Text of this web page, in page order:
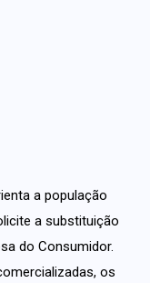
a população
a substituição
do Consumidor.
os